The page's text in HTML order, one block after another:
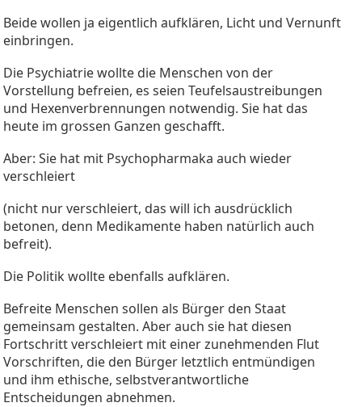
Beide wollen ja eigentlich aufklären, Licht und Vernunft
einbringen.
Die Psychiatrie wollte die Menschen von der
Vorstellung befreien, es seien Teufelsaustreibungen
und Hexenverbrennungen notwendig. Sie hat das
heute im grossen Ganzen geschafft.
Aber: Sie hat mit Psychopharmaka auch wieder
verschleiert
(nicht nur verschleiert, das will ich ausdrücklich
betonen, denn Medikamente haben natürlich auch
befreit).
Die Politik wollte ebenfalls aufklären.
Befreite Menschen sollen als Bürger den Staat
gemeinsam gestalten. Aber auch sie hat diesen
Fortschritt verschleiert mit einer zunehmenden Flut
Vorschriften, die den Bürger letztlich entmündigen
und ihm ethische, selbstverantwortliche
Entscheidungen abnehmen.